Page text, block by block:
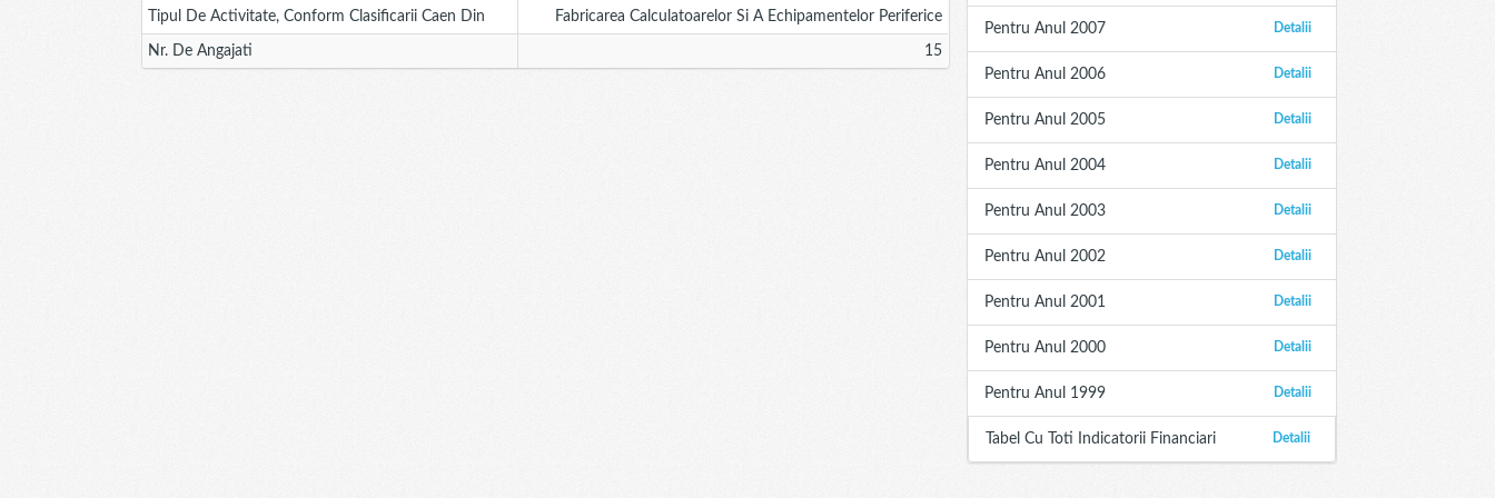
Tipul De Activitate, Conform Clasificarii Caen Din Fabricarea Calculatoarelor Si A Echipamentelor Periferice
Nr. De Angajati 15
Detalii
Pentru Anul 2007
Detalii
Pentru Anul 2006
Detalii
Pentru Anul 2005
Detalii
Pentru Anul 2004
Detalii
Pentru Anul 2003
Detalii
Pentru Anul 2002
Detalii
Pentru Anul 2001
Detalii
Pentru Anul 2000
Detalii
Pentru Anul 1999
Detalii
Tabel Cu Toti Indicatorii Financiari